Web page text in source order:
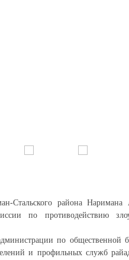
Стальского района
по противодействию
по общественной
и профильных служб